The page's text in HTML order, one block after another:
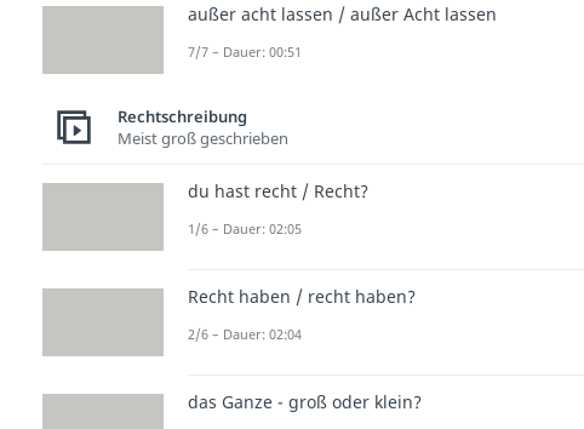
außer acht lassen / außer Acht lassen
7/7 – Dauer: 00:51
Rechtschreibung
Meist groß geschrieben
du hast recht / Recht?
1/6 – Dauer: 02:05
Recht haben / recht haben?
2/6 – Dauer: 02:04
das Ganze - groß oder klein?